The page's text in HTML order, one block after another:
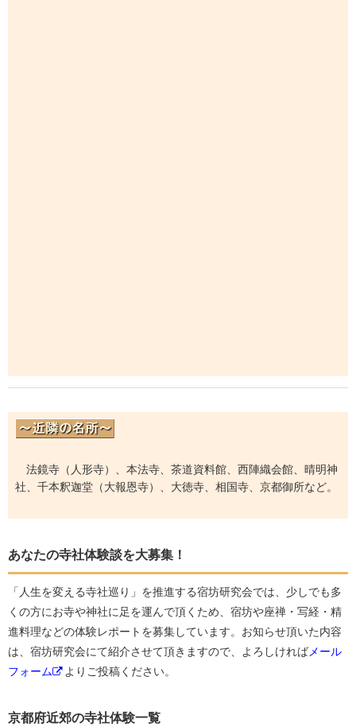
法鏡寺（人形寺）、本法寺、茶道資料館、西陣織会館、晴明神
社、千本釈迦堂（大報恩寺）、大徳寺、相国寺、京都御所など。
あなたの寺社体験談を大募集！
「人生を変える寺社巡り」を推進する宿坊研究会では、少しでも多
くの方にお寺や神社に足を運んで頂くため、宿坊や座禅・写経・精
進料理などの体験レポートを募集しています。お知らせ頂いた内容
は、宿坊研究会にて紹介させて頂きますので、よろしければ メール
フォーム
よりご投稿ください。
京都府近郊の寺社体験一覧